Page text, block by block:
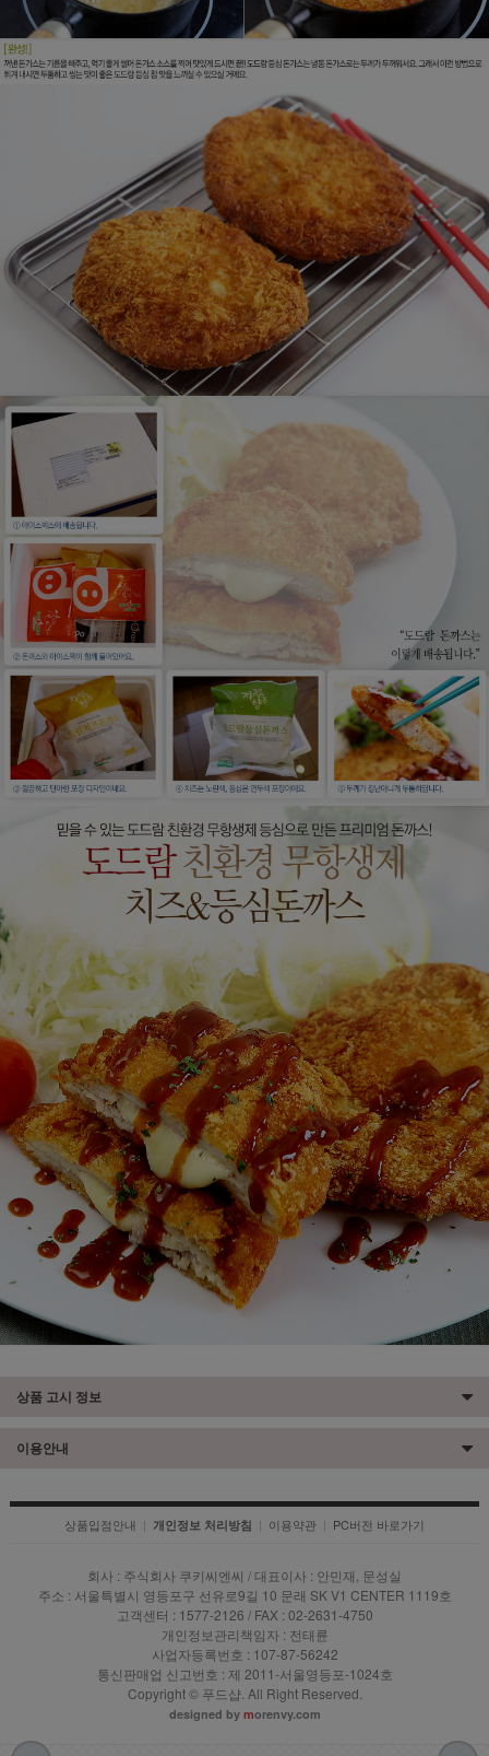
상품 고시 정보
이용안내
상품입점안내 | 개인정보 처리방침 | 이용약관 | PC버전 바로가기
회사 : 주식회사 쿠키씨엔씨 / 대표이사 : 안민재, 문성실
주소 : 서울특별시 영등포구 선유로9길 10 문래 SK V1 CENTER 1119호
고객센터 : 1577-2126 / FAX : 02-2631-4750
개인정보관리책임자 : 전태륜
사업자등록번호 : 107-87-56242
통신판매업 신고번호 : 제 2011-서울영등포-1024호
Copyright © 푸드샵. All Right Reserved.
designed by morenvy.com